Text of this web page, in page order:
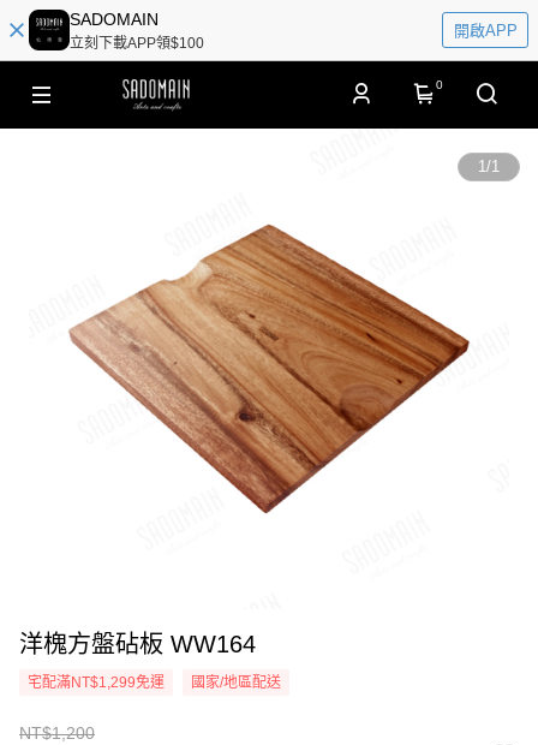
SADOMAIN
立刻下載APP領$100
開啟APP
0
1/1
洋槐方盤砧板 WW164
宅配滿NT$1,299免運 國家/地區配送
NT$1,200